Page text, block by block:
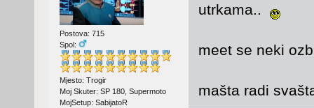
Postova: 715
Spol:
Mjesto: Trogir
Moj Skuter: SP 180, Supermoto
MojSetup: SabijatoR
utrkama..
meet se neki
mašta radi